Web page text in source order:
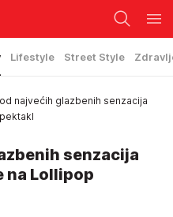
Lifestyle Street Style
najvećih glazbenih senzacija
senzacija
na Lollipop